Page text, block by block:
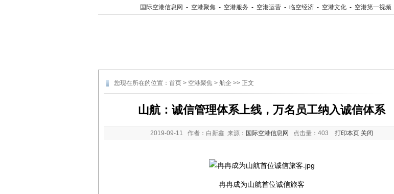
国际空港信息网 - 空港聚焦 - 空港服务 - 空港运营 - 临空经济 - 空港文化 - 空港第一视频
您现在所在的位置： 首页 > 空港聚焦 > 航企 >> 正文
山航：诚信管理体系上线，万名员工纳入诚信体系
2019-09-11 作者：白新鑫 来源： 国际空港信息网 点击量： 403 打印本页 关闭
冉冉成为山航首位诚信旅客